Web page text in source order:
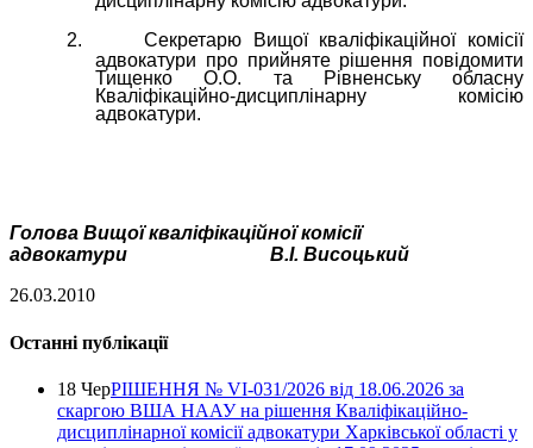
2.
Секретарю Вищої кваліфікаційної комісії
адвокатури про прийняте рішення повідомити
Тищенко О.О. та Рівненську обласну
Кваліфікаційно-дисциплінарну комісію
адвокатури.
Голова Вищої кваліфікаційної комісії
адвокатури
В.І. Висоцький
26.03.2010
Останні публікації
18 ЧерРІШЕННЯ № VІ-031/2026 від 18.06.2026 за
скаргою ВША НААУ на рішення Кваліфікаційно-
дисциплінарної комісії адвокатури Харківської області у